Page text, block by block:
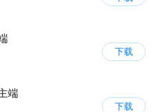
下载
端
下载